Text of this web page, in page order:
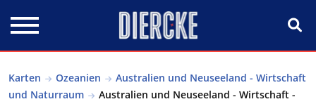
Karten Ozeanien
Australien und Neuseeland - Wirtschaft
und Naturraum
Australien und Neuseeland - Wirtschaft -